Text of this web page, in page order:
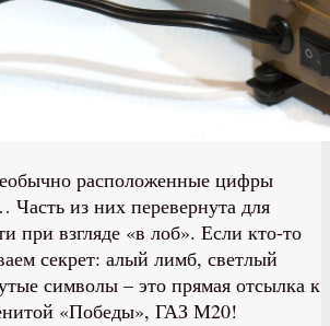
расположенные цифры
из них перевернута для
при взгляде «в лоб». Если кто-то
секрет: алый лимб, светлый
символы – это прямая отсылка к
«Победы», ГАЗ М20!